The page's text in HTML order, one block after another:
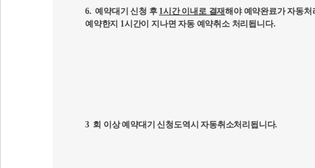
6. 예약대기 신청 후 1시간 이내로 결재해야 예약완료가 자동처
예약한지 1시간이 지나면 자동 예약취소 처리됩니다.
3 회 이상 예약대기 신청도역시 자동취소처리됩니다.